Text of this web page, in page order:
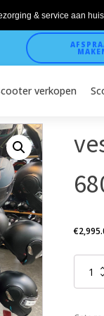
& service aan
verkopen
€
vespa